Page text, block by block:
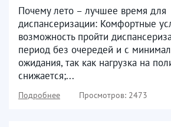
Почему лето – лучшее время для
диспансеризации: Комфортные
возможность пройти
период без очередей и с
ожидания, так как нагрузка на
снижается;...
Подробнее Просмотров: 2473